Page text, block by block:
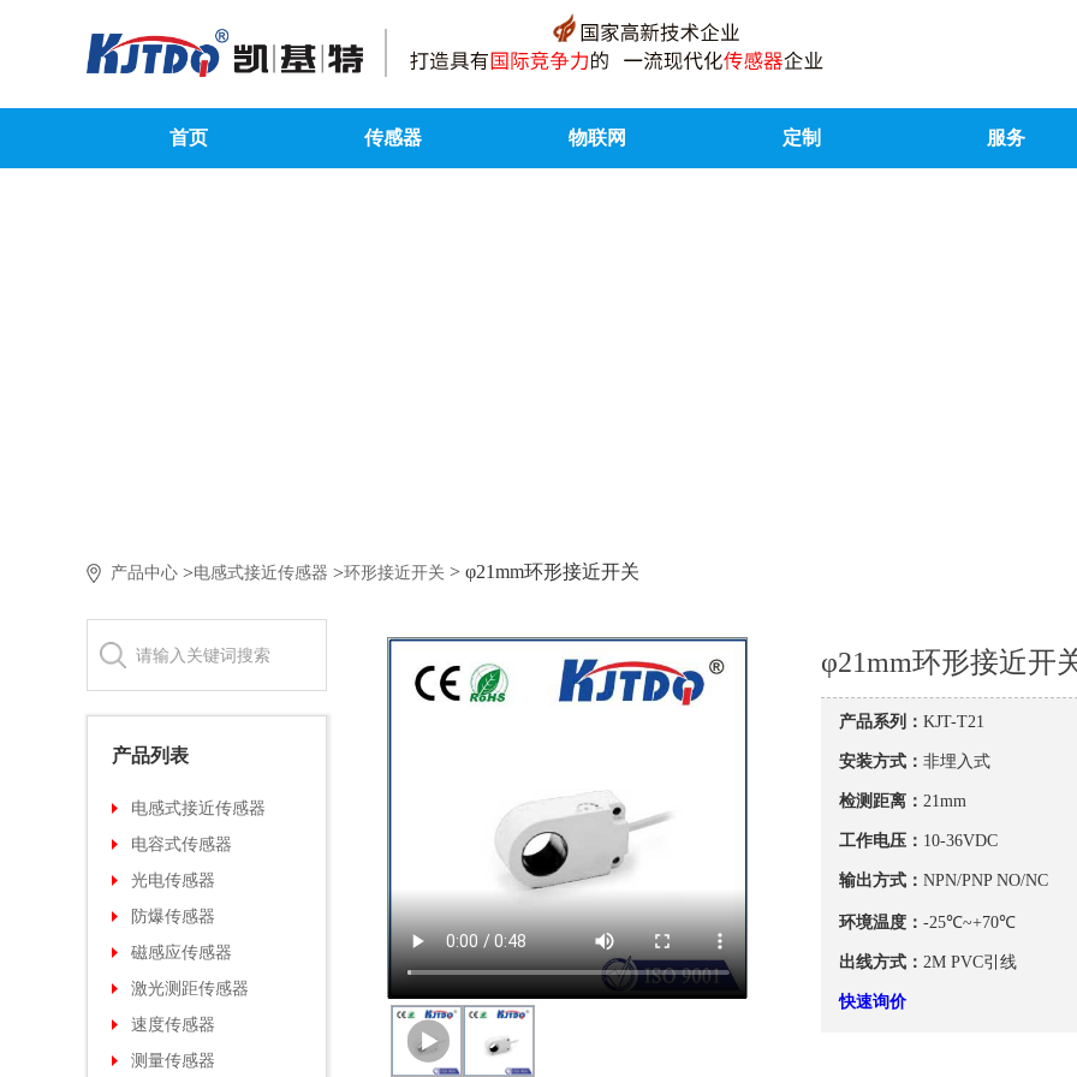
首页 传感器 物联网 定制 服务
产品中心 >电感式接近传感器 >环形接近开关 > φ21mm环形接近开关
产品列表
电感式接近传感器
电容式传感器
光电传感器
防爆传感器
磁感应传感器
激光测距传感器
速度传感器
测量传感器
φ21mm环形接近开
产品系列： KJT-T21
安装方式： 非埋入式
检测距离： 21mm
工作电压： 10-36VDC
输出方式： NPN/PNP NO/NC
环境温度： -25℃~+70℃
出线方式： 2M PVC引线
快速询价